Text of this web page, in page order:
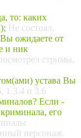
то: каких
Не состоял.
ожидаете от
и ник
стримы,
устава Вы
1.3.4 и 3.6
Если -
его
персонаж.